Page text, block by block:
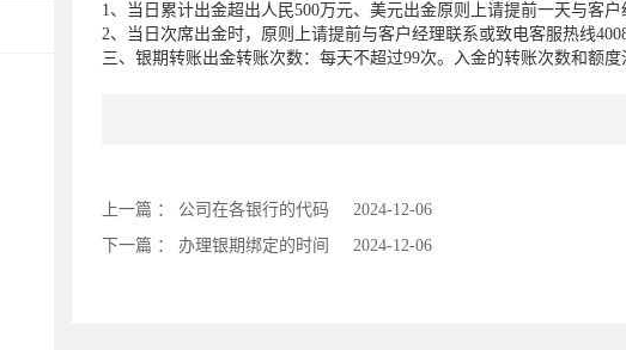
1、当日累计出金超出人民500万元、美元出金原则上请提前一天与客户
2、当日次席出金时，原则上请提前与客户经理联系或致电客服热线
三、银期转账出金转账次数：每天不超过99次。入金的转账次数和额度
上一篇 ： 公司在各银行的代码
2024-12-06
下一篇 ： 办理银期绑定的时间 2024-12-06